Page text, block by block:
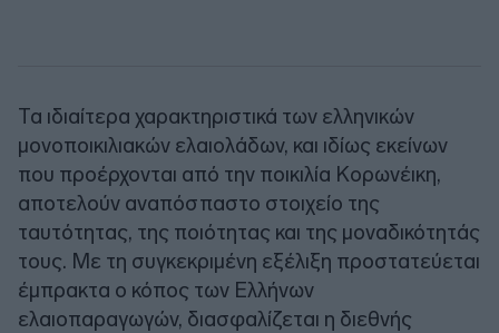
Τα ιδιαίτερα χαρακτηριστικά των ελληνικών
μονοποικιλιακών ελαιολάδων, και ιδίως εκείνων
που προέρχονται από την ποικιλία Κορωνέικη,
αποτελούν αναπόσπαστο στοιχείο της
ταυτότητας, της ποιότητας και της μοναδικότητάς
τους. Με τη συγκεκριμένη εξέλιξη προστατεύεται
έμπρακτα ο κόπος των Ελλήνων
ελαιοπαραγωγών, διασφαλίζεται η διεθνής